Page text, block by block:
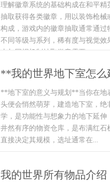
理解徽章系统的基础构成在和平
抽取获得各类徽章，用以装饰枪
构成，游戏内的徽章抽取通常通
不同等级与系列，稀有度与视觉
本与回报机制抽取徽章需要...
**我的世界地下室怎
**地下室的意义与规划**当你在地
头便会悄然萌芽，建造地下室，
学，是功能性与想象力的地下延
井然有序的物资仓库，是布满红
直接决定其规模，选址通常在...
我的世界所有物品介